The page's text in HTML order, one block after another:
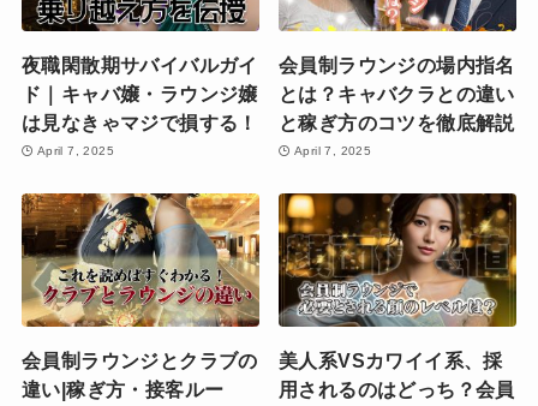
夜職閑散期サバイバルガイ
ド｜キャバ嬢・ラウンジ嬢
は見なきゃマジで損する！
April 7, 2025
会員制ラウンジの場内指名
とは？キャバクラとの違い
と稼ぎ方のコツを徹底解説
April 7, 2025
会員制ラウンジとクラブの
違い|稼ぎ方・接客ルー
美人系VSカワイイ系、採
用されるのはどっち？会員